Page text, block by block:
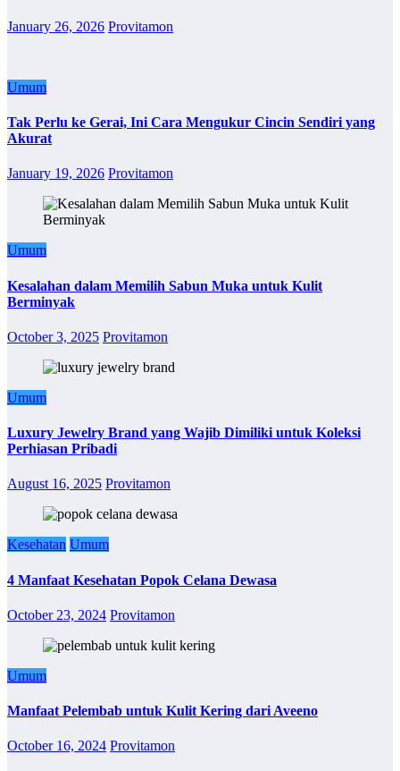
January 26, 2026 Provitamon
Umum
Tak Perlu ke Gerai, Ini Cara Mengukur Cincin Sendiri yang
Akurat
January 19, 2026 Provitamon
Umum
Kesalahan dalam Memilih Sabun Muka untuk Kulit
Berminyak
October 3, 2025 Provitamon
Umum
Luxury Jewelry Brand yang Wajib Dimiliki untuk Koleksi
Perhiasan Pribadi
August 16, 2025 Provitamon
Kesehatan Umum
4 Manfaat Kesehatan Popok Celana Dewasa
October 23, 2024 Provitamon
Umum
Manfaat Pelembab untuk Kulit Kering dari Aveeno
October 16, 2024 Provitamon